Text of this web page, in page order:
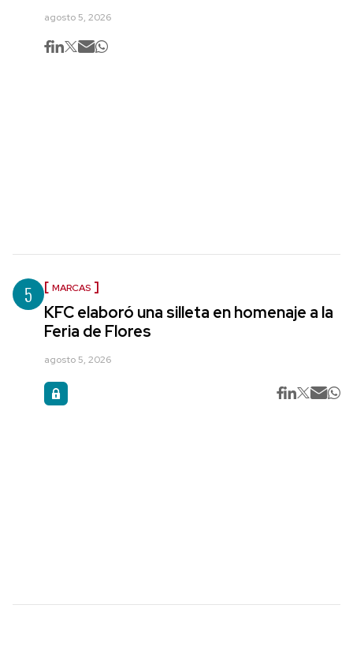
agosto 5, 2026
5 MARCAS
KFC elaboró una silleta en homenaje a la
Feria de Flores
agosto 5, 2026